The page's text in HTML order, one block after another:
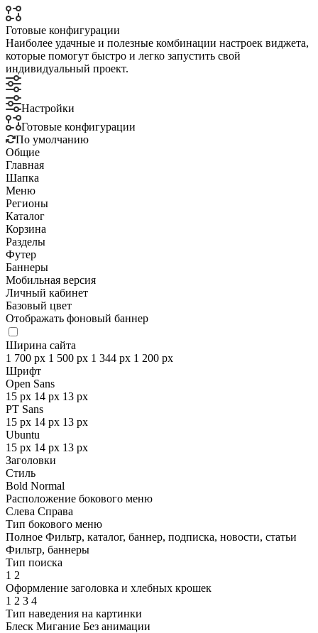
Готовые конфигурации
Наиболее удачные и полезные комбинации настроек виджета,
которые помогут быстро и легко запустить свой
индивидуальный проект.
Настройки
Готовые конфигурации
По умолчанию
Общие
Главная
Шапка
Меню
Регионы
Каталог
Корзина
Разделы
Футер
Баннеры
Мобильная версия
Личный кабинет
Базовый цвет
Отображать фоновый баннер
Ширина сайта
1 700 px 1 500 px 1 344 px 1 200 px
Шрифт
Open Sans
15 px 14 px 13 px
PT Sans
15 px 14 px 13 px
Ubuntu
15 px 14 px 13 px
Заголовки
Стиль
Bold Normal
Расположение бокового меню
Слева Справа
Тип бокового меню
Полное Фильтр, каталог, баннер, подписка, новости, статьи
Фильтр, баннеры
Тип поиска
1 2
Оформление заголовка и хлебных крошек
1 2 3 4
Тип наведения на картинки
Блеск Мигание Без анимации